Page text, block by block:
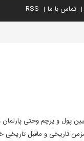
تماس با ما RSS
پول و پرچم وحتی
تاریخی و ماقبل